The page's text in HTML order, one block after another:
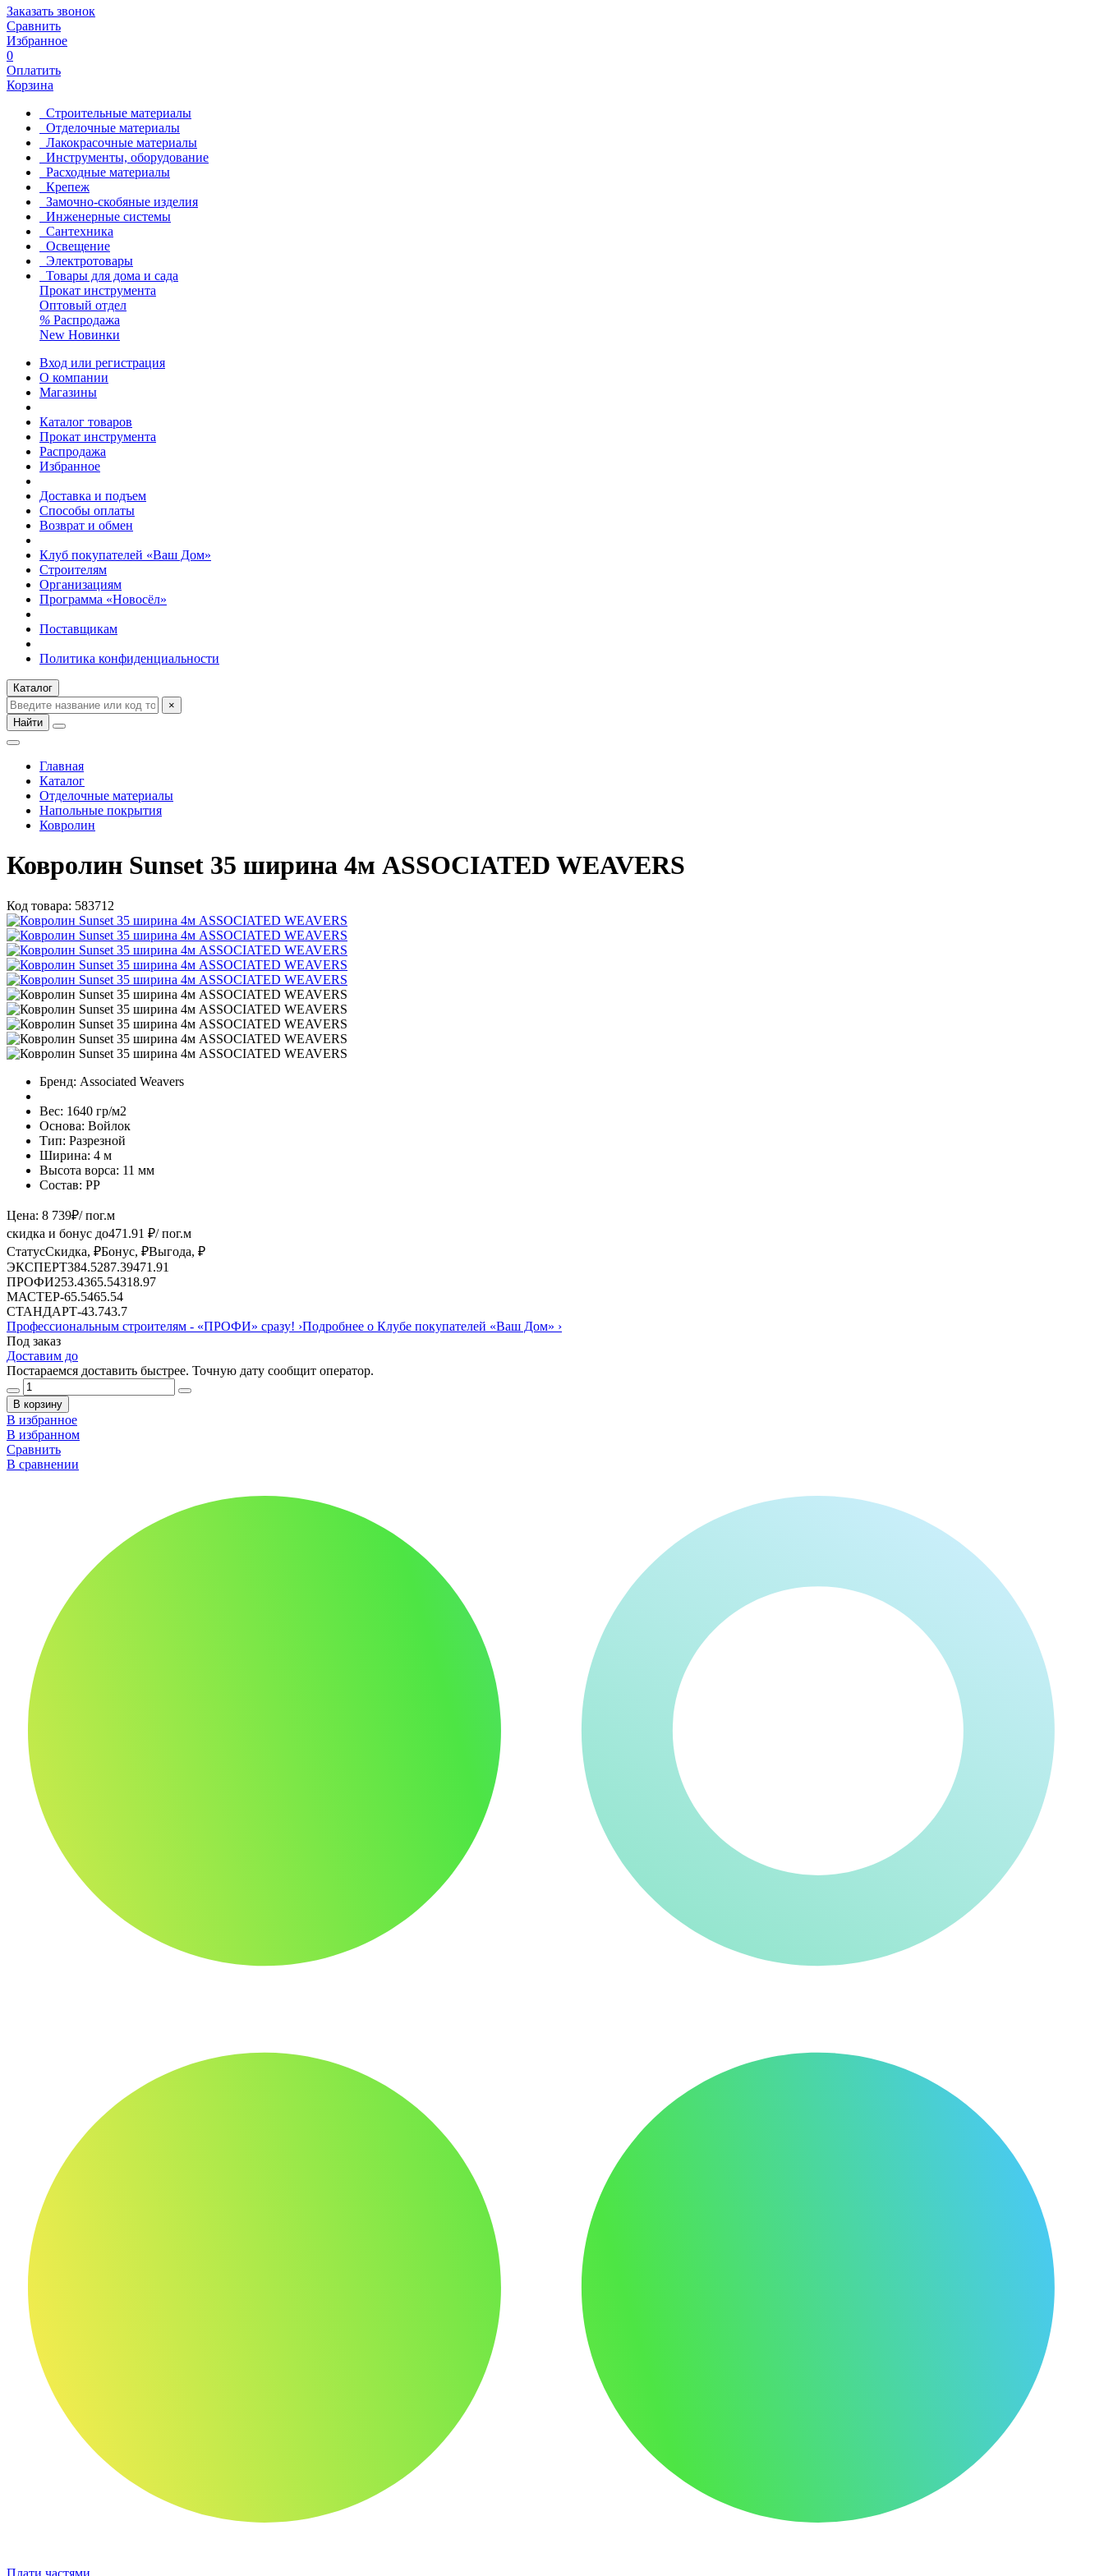
Заказать звонок
Сравнить
Избранное
0
Оплатить
Корзина
Строительные материалы
Отделочные материалы
Лакокрасочные материалы
Инструменты, оборудование
Расходные материалы
Крепеж
Замочно-скобяные изделия
Инженерные системы
Сантехника
Освещение
Электротовары
Товары для дома и сада
Прокат инструмента
Оптовый отдел
% Распродажа
New Новинки
Вход или регистрация
О компании
Магазины
Каталог товаров
Прокат инструмента
Распродажа
Избранное
Доставка и подъем
Способы оплаты
Возврат и обмен
Клуб покупателей «Ваш Дом»
Строителям
Организациям
Программа «Новосёл»
Поставщикам
Политика конфиденциальности
Каталог
×
Найти
Главная
Каталог
Отделочные материалы
Напольные покрытия
Ковролин
Ковролин Sunset 35 ширина 4м ASSOCIATED WEAVERS
Код товара: 583712
Бренд: Аssociated Weavers
Вес: 1640 гр/м2
Основа: Войлок
Тип: Разрезной
Ширина: 4 м
Высота ворса: 11 мм
Состав: PP
Цена: 8 739₽/ пог.м
скидка и бонус до471.91 ₽/ пог.м
СтатусСкидка, ₽Бонус, ₽Выгода, ₽
ЭКСПЕРТ384.5287.39471.91
ПРОФИ253.4365.54318.97
МАСТЕР-65.5465.54
СТАНДАРТ-43.743.7
Профессиональным строителям - «ПРОФИ» сразу! ›Подробнее о Клубе покупателей «Ваш Дом» ›
Под заказ
Доставим до
Постараемся доставить быстрее. Точную дату сообщит оператор.
В корзину
В избранное
В избранном
Сравнить
В сравнении
Плати частями